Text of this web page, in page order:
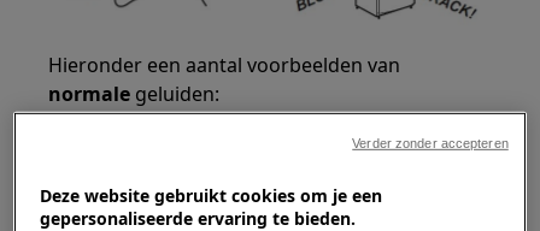
Hieronder een aantal voorbeelden van
normale geluiden:
Een zoemend geluid van de ventilator.
Deze website gebruikt cookies om je een
gepersonaliseerde ervaring te bieden.
Verder zonder accepteren